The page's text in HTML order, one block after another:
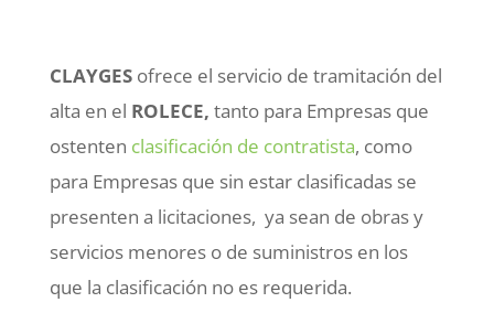
CLAYGESofrece el servicio de tramitación del
alta en el ROLECE, tanto para Empresas que
ostenten clasificación de contratista, como
para Empresas que sin estar clasificadas se
presenten a licitaciones, ya sean de obras y
servicios menores o de suministros en los
que la clasificación no es requerida.